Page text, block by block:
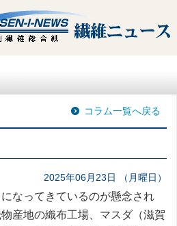
コラム一覧へ戻る
2025年06月23日 （月曜日）
なってきているのが懸念され
産地の織布工場、マスダ（滋賀